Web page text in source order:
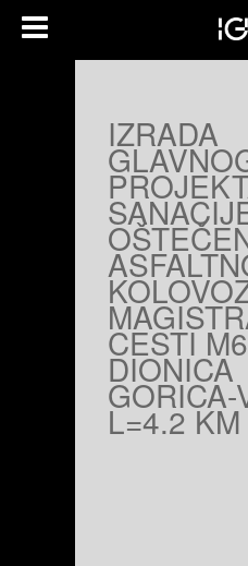
IZRADA
CESTI
DIONICA
GORICA-
L=4.2 KM